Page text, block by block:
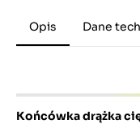
Opis Dane
Końcówka drążka